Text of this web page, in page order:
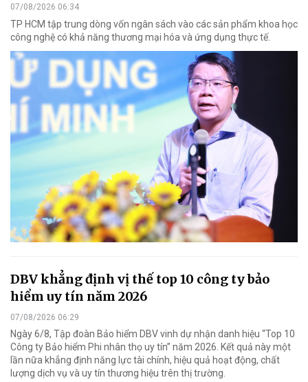
07/08/2026 06:34
TP HCM tập trung dòng vốn ngân sách vào các sản phẩm khoa học
công nghệ có khả năng thương mại hóa và ứng dụng thực tế.
DBV khẳng định vị thế top 10 công ty bảo
hiểm uy tín năm 2026
07/08/2026 06:29
Ngày 6/8, Tập đoàn Bảo hiểm DBV vinh dự nhận danh hiệu “Top 10
Công ty Bảo hiểm Phi nhân thọ uy tín” năm 2026. Kết quả này một
lần nữa khẳng định năng lực tài chính, hiệu quả hoạt động, chất
lượng dịch vụ và uy tín thương hiệu trên thị trường.